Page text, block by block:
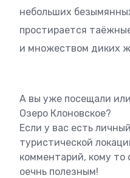
небольших
простирается
и множеством диких
А вы уже посещали
Озеро Клоновское?
Если у вас есть
туристической
комментарий, кому то
оечнь полезным!